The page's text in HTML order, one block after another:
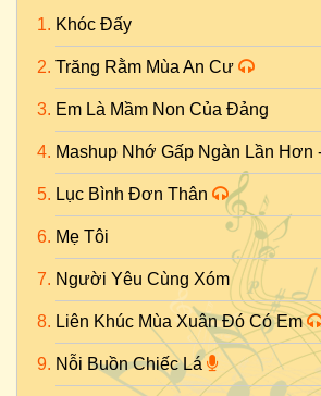
Khóc Đấy
Trăng Rằm Mùa An Cư
Em Là Mầm Non Của Đảng
Mashup Nhớ Gấp Ngàn Lần Hơn
Lục Bình Đơn Thân
Mẹ Tôi
Người Yêu Cùng Xóm
Liên Khúc Mùa Xuân Đó Có Em
Nỗi Buồn Chiếc Lá